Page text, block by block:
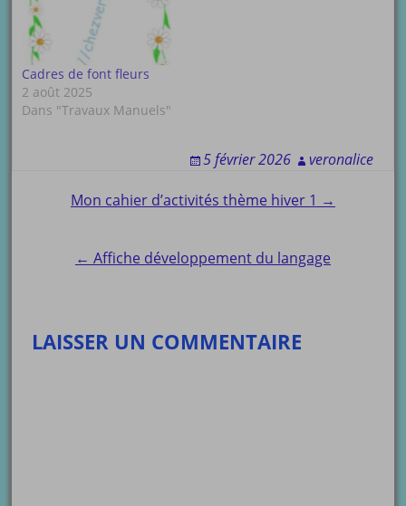
Cadres de font fleurs
2 août 2025
Dans "Travaux Manuels"
5 février 2026 veronalice
Post
navigation
Mon cahier d’activités thème hiver 1 →
← Affiche développement du langage
LAISSER UN COMMENTAIRE